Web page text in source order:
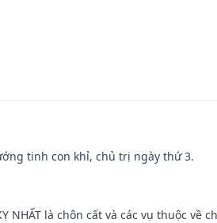
tinh con khỉ, chủ trị ngày thứ 3.
NHẤT là chôn cất và các vụ thuộc về